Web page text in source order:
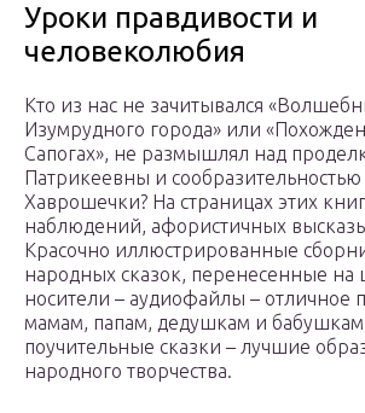
Уроки правдивости и
человеколюбия
Кто из нас не зачитывался
Изумрудного города» или
Сапогах», не размышлял над
Патрикеевны и
Хаврошечки? На страницах этих
наблюдений, афористичных
Красочно иллюстрированные
народных сказок, перенесенные
носители – аудиофайлы – отличное
мамам, папам, дедушкам и
поучительные сказки – лучшие
народного творчества.